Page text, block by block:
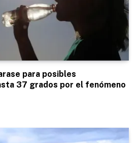
para posibles
37 grados por el fenómeno